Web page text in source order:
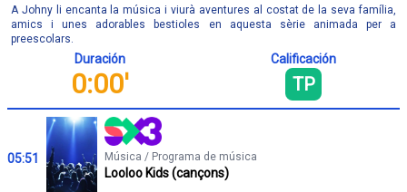
A Johny li encanta la música i viurà aventures al costat de la seva família,
amics i unes adorables bestioles en aquesta sèrie animada per a
preescolars.
Duración
0:00'
Calificación
TP
05:51 Música / Programa de música
Looloo Kids (cançons)